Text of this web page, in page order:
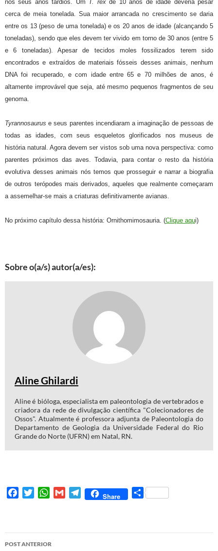
nos seus anos tardios. Um T. rexde 10 anos de idade deveria pesar
cerca de meia tonelada. Sua maior arrancada no crescimento se daria
entre os 13 (peso de uma tonelada) e os 20 anos de idade (alcançando 5
toneladas), sendo que eles devem ter vivido em torno de 30 anos (entre 5
e 6 toneladas). Apesar de tecidos moles fossilizados terem sido
encontrados e extraídos de materiais fósseis desses animais, nenhum
DNA foi recuperado, e com idade entre 65 e 70 milhões de anos, é
altamente improvável que seja, até mesmo pequenos fragmentos de seu
genoma.
Tyrannosaurus e seus parentes incendiaram a imaginação de pessoas de
todas as idades, com seus esqueletos glorificados nos museus de
história natural. Agora devem ser vistos sob uma nova perspectiva: como
parentes próximos das aves. Todavia, para contar o resto da história
evolutiva desses animais nós temos que prosseguir e narrar a biografia
de outros terópodes mais derivados, aqueles que realmente começaram
a assemelhar-se mais a criaturas definitivamente avianas.
No próximo capítulo dessa história: Ornithomimosauria. (Clique aqui)
Sobre o(a/s) autor(a/es):
Aline Ghilardi
Aline é bióloga, especialista em paleontologia de vertebrados e
criadora da rede de divulgação científica "Colecionadores de
Ossos". Atualmente é professora adjunta de Paleontologia do
Departamento de Geologia da Universidade Federal do Rio
Grande do Norte (UFRN) em Natal, RN.
W
G
T
Share
S
POST ANTERIOR